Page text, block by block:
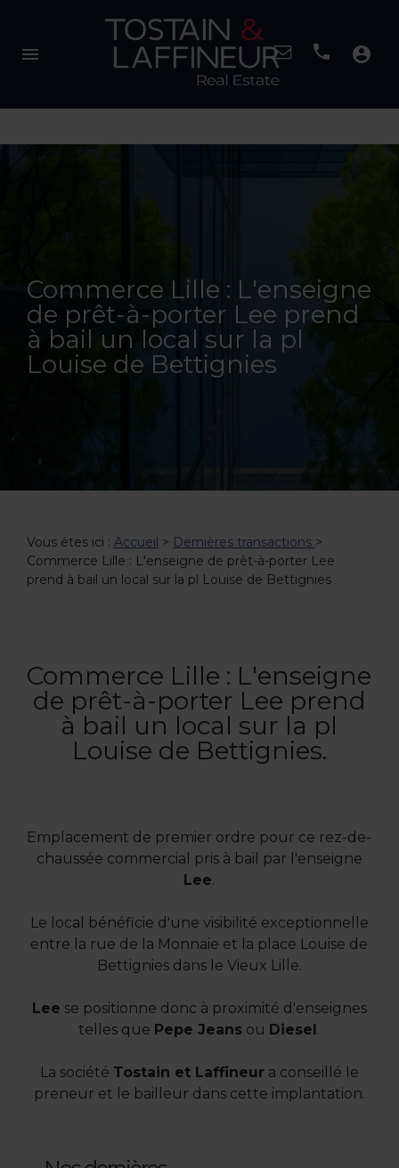
menu account_circle
Commerce Lille : L'enseigne
de prêt-à-porter Lee prend
à bail un local sur la pl
Louise de Bettignies
Vous êtes ici : Accueil > Dernières transactions >
Commerce Lille : L'enseigne de prêt-à-porter Lee
prend à bail un local sur la pl Louise de Bettignies
Commerce Lille : L'enseigne
de prêt-à-porter Lee prend
à bail un local sur la pl
Louise de Bettignies.
Emplacement de premier ordre pour ce rez-de-
chaussée commercial pris à bail par l'enseigne
Lee.
Le local bénéficie d'une visibilité exceptionnelle
entre la rue de la Monnaie et la place Louise de
Bettignies dans le Vieux Lille.
Lee se positionne donc à proximité d'enseignes
telles que Pepe Jeans ou Diesel.
La société Tostain et Laffineura conseillé le
preneur et le bailleur dans cette implantation.